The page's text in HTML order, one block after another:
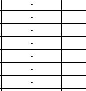
-
-
-
-
-
-
-